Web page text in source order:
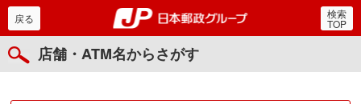
郵便局・日本郵政グルー
戻る 検索
TOP
店舗・ATM名からさがす